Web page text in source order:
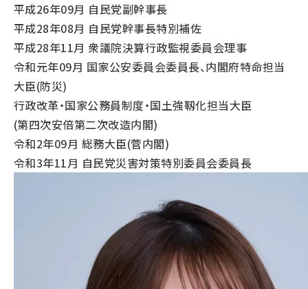
平成26年09月 自民党副幹事長
平成28年08月 自民党幹事長特別補佐
平成28年11月 衆議院決算行政監視委員会理事
令和元年09月 国家公安委員会委員長、内閣府特命担当
大臣(防災)
行政改革・国家公務員制度・国土強靱化担当大臣
(第四次安倍第二次改造内閣)
令和2年09月 総務大臣(菅内閣)
令和3年11月 自民党災害対策特別委員会委員長